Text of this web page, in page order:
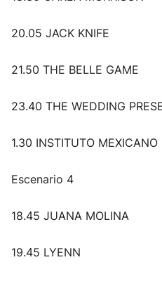
20.05 JACK KNIFE
21.50 THE BELLE GAME
23.40 THE WEDDING
1.30 INSTITUTO
Escenario 4
18.45 JUANA MOLINA
19.45 LYENN